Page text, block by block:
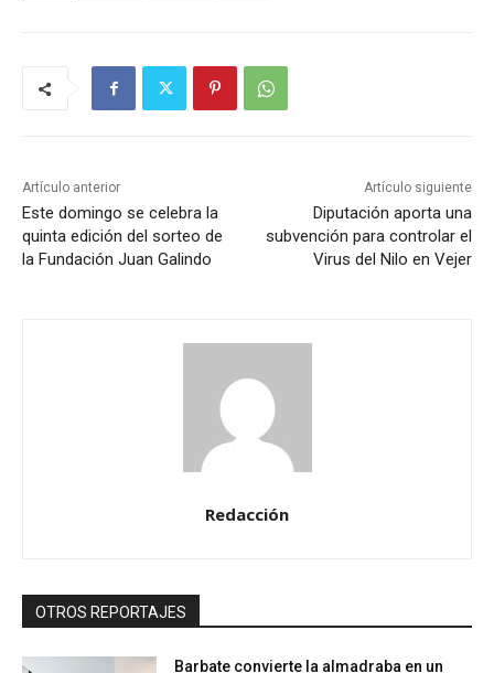
Artículo anterior
Este domingo se celebra la
quinta edición del sorteo de
la Fundación Juan Galindo
Artículo siguiente
Diputación aporta una
subvención para controlar el
Virus del Nilo en Vejer
Redacción
OTROS REPORTAJES
Barbate convierte la almadraba en un